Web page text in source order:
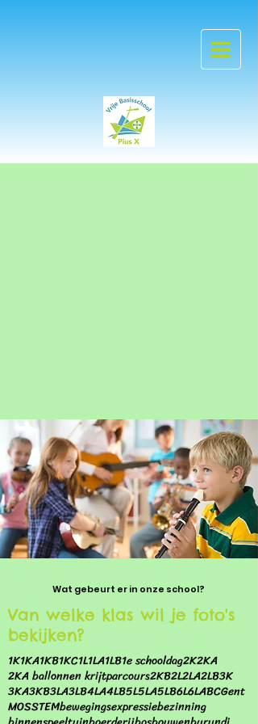
Wat gebeurt er in onze school?
Van welke klas wil je foto's
bekijken?
1K1KA1KB1KC1L1LA1LB1e schooldag2K2KA
2KA ballonnen krijtparcours2KB2L2LA2LB3K
3KA3KB3LA3LB4LA4LB5L5LA5LB6L6LABCGent
MOSSTEMbewegingsexpressiebezinning